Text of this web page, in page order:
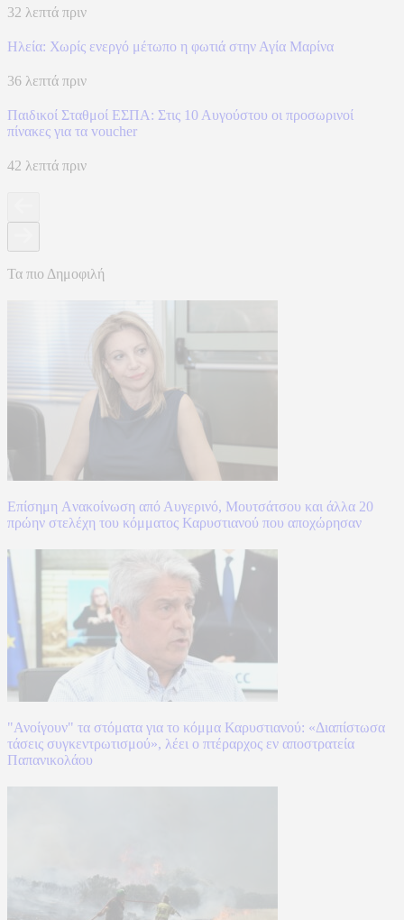
32 λεπτά πριν
Ηλεία: Χωρίς ενεργό μέτωπο η φωτιά στην Αγία Μαρίνα
36 λεπτά πριν
Παιδικοί Σταθμοί ΕΣΠΑ: Στις 10 Αυγούστου οι προσωρινοί
πίνακες για τα voucher
42 λεπτά πριν
Τα πιο Δημοφιλή
Επίσημη Aνακοίνωση από Αυγερινό, Μουτσάτσου και άλλα 20
πρώην στελέχη του κόμματος Καρυστιανού που αποχώρησαν
"Ανοίγουν" τα στόματα για το κόμμα Καρυστιανού: «Διαπίστωσα
τάσεις συγκεντρωτισμού», λέει ο πτέραρχος εν αποστρατεία
Παπανικολάου